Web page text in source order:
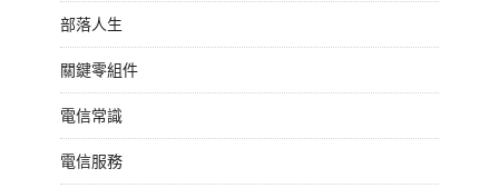
部落人生
關鍵零組件
電信常識
電信服務